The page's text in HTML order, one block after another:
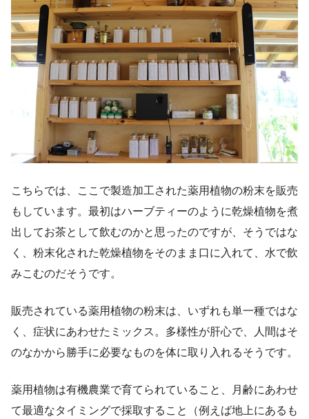
こちらでは、ここで製造加工された薬用植物の粉末を販売
もしています。最初はハーブティーのように乾燥植物を煮
出してお茶として飲むのかと思ったのですが、そうではな
く、粉末化された乾燥植物をそのまま口に入れて、水で飲
みこむのだそうです。
販売されている薬用植物の粉末は、いずれも単一種ではな
く、症状にあわせたミックス。多様性が肝心で、人間はそ
のなかから勝手に必要なものを体に取り入れるそうです。
薬用植物は有機農業で育てられていること、月齢にあわせ
て最適なタイミングで採取すること（例えば地上にあるも